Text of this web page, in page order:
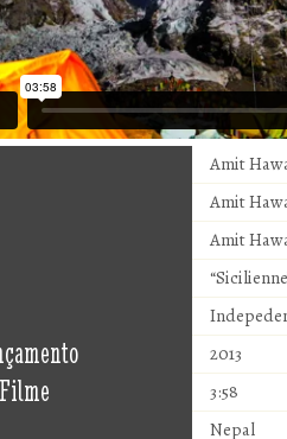
Amit
Amit
Amit
2013
3:58
Nepal